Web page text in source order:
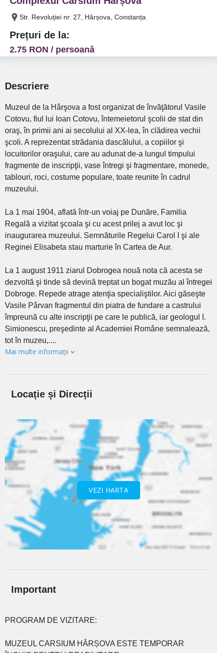
Str. Revoluției nr. 27, Hârșova, Constanța
Prețuri de la:
2.75 RON / persoană
Descriere
Muzeul de la Hârşova a fost organizat de învăţătorul Vasile
Cotovu, fiul lui Ioan Cotovu, întemeietorul şcolii de stat din
oraş, în primii ani ai secolului al XX-lea, în clădirea vechii
şcoli. A reprezentat strădania dascălului, a copiilor şi
locuitorilor oraşului, care au adunat de-a lungul timpului
fragmente de inscripţii, vase întregi şi fragmentare, monede,
tablouri, roci, costume populare, toate reunite în cadrul
muzeului.
La 1 mai 1904, aflată într-un voiaj pe Dunăre, Familia
Regală a vizitat şcoala şi cu acest prilej a avut loc şi
inaugurarea muzeului. Semnăturile Regelui Carol I şi ale
Reginei Elisabeta stau marturie în Cartea de Aur.
La 1 august 1911 ziarul Dobrogea nouă nota că acesta se
dezvoltă şi tinde să devină treptat un bogat muzău al întregei
Dobroge. Repede atrage atenţia specialiştilor. Aici găseşte
Vasile Pârvan fragmentul din piatra de fundare a castrului
împreună cu alte inscripţii pe care le publică, iar geologul I.
Simionescu, preşedinte al Academiei Române semnalează,
tot în muzeu,....
Mai multe informații
Locație și Direcții
VEZI HARTA
Important
PROGRAM DE VIZITARE:
MUZEUL CARSIUM HÂRȘOVA ESTE TEMPORAR